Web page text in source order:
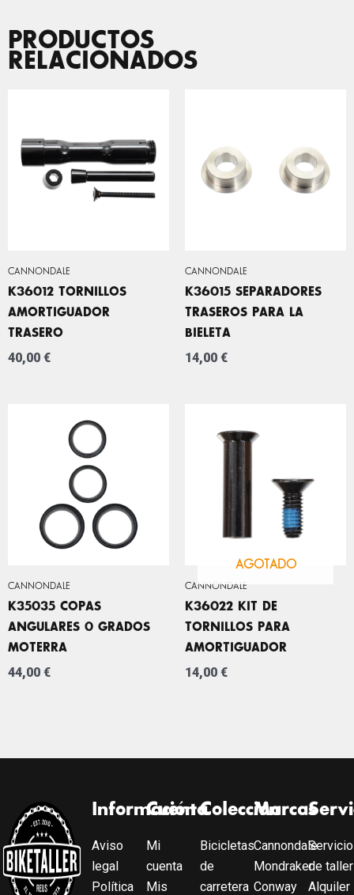
PRODUCTOS
RELACIONADOS
CANNONDALE
K36012 TORNILLOS
AMORTIGUADOR
TRASERO
40,00 €
CANNONDALE
K36015 SEPARADORES
TRASEROS PARA LA
BIELETA
14,00 €
CANNONDALE
K35035 COPAS
ANGULARES 0 GRADOS
MOTERRA
44,00 €
AGOTADO
CANNONDALE
K36022 KIT DE
TORNILLOS PARA
AMORTIGUADOR
14,00 €
Información
Aviso
legal
Política
Cuenta
Mi
cuenta
Mis
Colección
Bicicletas
de
carretera
Marcas
Cannondale
Mondraker
Conway
Servicio
de taller
Alquiler